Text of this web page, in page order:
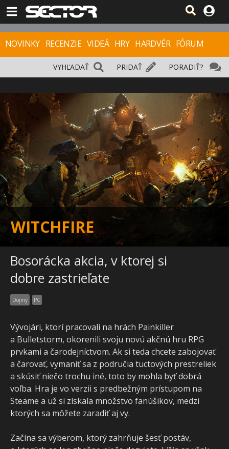
NOVINKY RECENZIE VIDEÁ HRY HARDVÉR FÓRUM
PORADIŤ?
PRIDAŤ
VYHĽADAŤ
WITCHFIRE
Bosorácka akcia, v ktorej si
dobre zastrieľate
Dojmy PC
Vývojári, ktorí pracovali na hrách Painkiller
a Bulletstorm, okorenili svoju novú akčnú hru RPG
prvkami a čarodejníctvom. Ak si teda chcete zabojovať
a čarovať, vymaniť sa z područia tuctových prestreliek
a skúsiť niečo trochu iné, toto by mohla byť dobrá
voľba. Hra je vo verzii s predbežným prístupom na
Steame a už si získala množstvo fanúšikov, medzi
ktorých sa môžete zaradiť aj vy.
Začína sa výberom, ktorý zahrňuje šesť postáv,